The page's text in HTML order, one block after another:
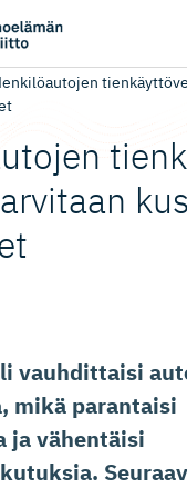
vauhdittaisi
mikä parantaisi
vähentäisi